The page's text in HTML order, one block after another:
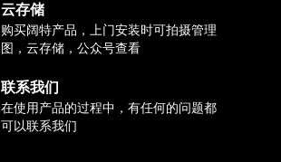
云存储
购买阔特产品，上门安装时可拍摄管理
图，云存储，公众号查看
联系我们
在使用产品的过程中，有任何的问题都
可以联系我们